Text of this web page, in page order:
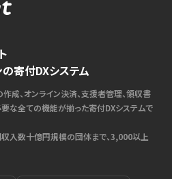
寄付DXシステム
成、オンライン決済、支援者管理、領収書
要な全ての機能が揃った寄付DXシステムで
入数十億円規模の団体まで、3,000以上